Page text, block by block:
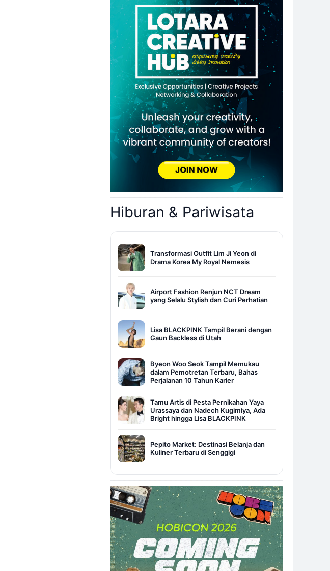
Hiburan & Pariwisata
Transformasi Outfit Lim Ji Yeon di
Drama Korea My Royal Nemesis
Airport Fashion Renjun NCT Dream
yang Selalu Stylish dan Curi Perhatian
Lisa BLACKPINK Tampil Berani dengan
Gaun Backless di Utah
Byeon Woo Seok Tampil Memukau
dalam Pemotretan Terbaru, Bahas
Perjalanan 10 Tahun Karier
Tamu Artis di Pesta Pernikahan Yaya
Urassaya dan Nadech Kugimiya, Ada
Bright hingga Lisa BLACKPINK
Pepito Market: Destinasi Belanja dan
Kuliner Terbaru di Senggigi